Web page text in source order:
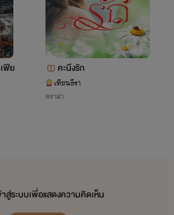
ฟีย คะนึงรัก
เทียนธีรา
ดราม่า
สู่ระบบเพื่อแสดงความคิดเห็น